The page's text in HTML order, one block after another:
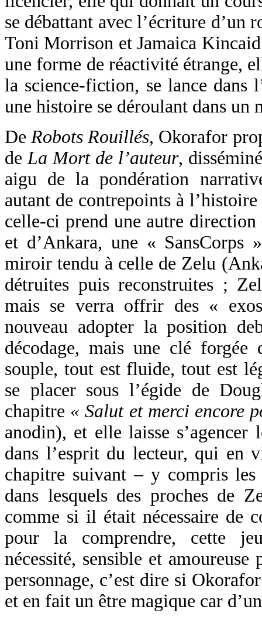
se débattant avec l’écriture d’un
Toni Morrison et Jamaica
une forme de réactivité étrange,
la science-fiction, se lance dans
une histoire se déroulant dans un
De Robots Rouillés, Okorafor
de La Mort de l’auteur,
aigu de la pondération
autant de contrepoints à
celle-ci prend une autre
et d’Ankara, une «
miroir tendu à celle de Zelu
détruites puis reconstruites ;
mais se verra offrir des «
nouveau adopter la position
décodage, mais une clé
souple, tout est fluide, tout est
se placer sous l’égide de
chapitre « Salut et merci encore
anodin), et elle laisse s’agencer
dans l’esprit du lecteur, qui en
chapitre suivant – y compris
dans lesquels des proches de
comme si il était nécessaire de
pour la comprendre, cette
nécessité, sensible et
personnage, c’est dire si
et en fait un être magique car